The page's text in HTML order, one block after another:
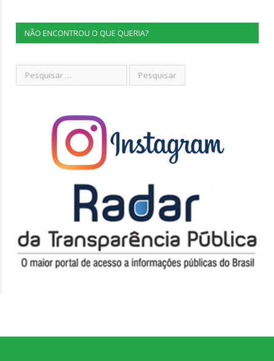
NÃO ENCONTROU O QUE QUERIA?